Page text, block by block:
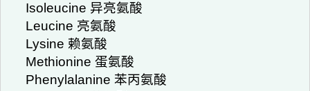
Isoleucine 异亮氨酸
Leucine 亮氨酸
Lysine 赖氨酸
Methionine 蛋氨酸
Phenylalanine 苯丙氨酸